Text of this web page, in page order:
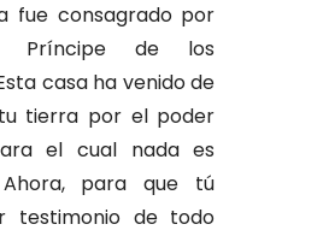
fue consagrado por
Príncipe de los
casa ha venido de
tierra por el poder
el cual nada es
Ahora, para que tú
testimonio de todo